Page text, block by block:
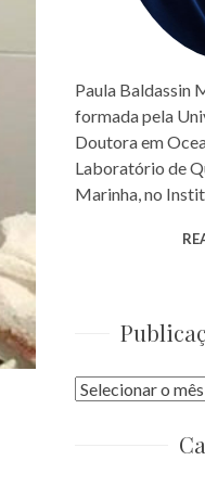
Paula Baldassin
formada pela
Doutora em
Laboratório de
Marinha, no
Publicações